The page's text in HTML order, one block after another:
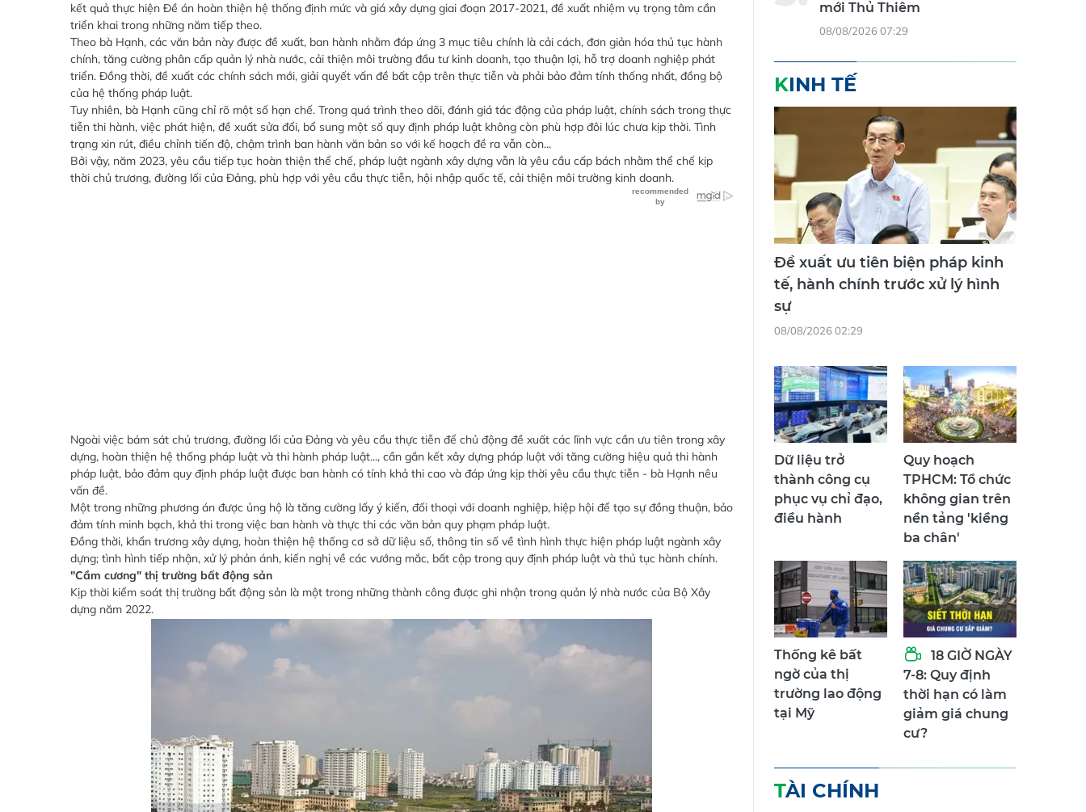
kết quả thực hiện Đề án hoàn thiện hệ thống định mức và giá xây dựng giai đoạn 2017-2021, đề xuất nhiệm vụ trọng tâm cần
triển khai trong những năm tiếp theo.
Theo bà Hạnh, các văn bản này được đề xuất, ban hành nhằm đáp ứng 3 mục tiêu chính là cải cách, đơn giản hóa thủ tục hành
chính, tăng cường phân cấp quản lý nhà nước, cải thiện môi trường đầu tư kinh doanh, tạo thuận lợi, hỗ trợ doanh nghiệp phát
triển. Đồng thời, đề xuất các chính sách mới, giải quyết vấn đề bất cập trên thực tiễn và phải bảo đảm tính thống nhất, đồng bộ
của hệ thống pháp luật.
Tuy nhiên, bà Hạnh cũng chỉ rõ một số hạn chế. Trong quá trình theo dõi, đánh giá tác động của pháp luật, chính sách trong thực
tiễn thi hành, việc phát hiện, đề xuất sửa đổi, bổ sung một số quy định pháp luật không còn phù hợp đôi lúc chưa kịp thời. Tình
trạng xin rút, điều chỉnh tiến độ, chậm trình ban hành văn bản so với kế hoạch đề ra vẫn còn...
Bởi vậy, năm 2023, yêu cầu tiếp tục hoàn thiện thể chế, pháp luật ngành xây dựng vẫn là yêu cầu cấp bách nhằm thể chế kịp
thời chủ trương, đường lối của Đảng, phù hợp với yêu cầu thực tiễn, hội nhập quốc tế, cải thiện môi trường kinh doanh.
Ngoài việc bám sát chủ trương, đường lối của Đảng và yêu cầu thực tiễn để chủ động đề xuất các lĩnh vực cần ưu tiên trong xây
dựng, hoàn thiện hệ thống pháp luật và thi hành pháp luật..., cần gắn kết xây dựng pháp luật với tăng cường hiệu quả thi hành
pháp luật, bảo đảm quy định pháp luật được ban hành có tính khả thi cao và đáp ứng kịp thời yêu cầu thực tiễn - bà Hạnh nêu
vấn đề.
Một trong những phương án được ủng hộ là tăng cường lấy ý kiến, đối thoại với doanh nghiệp, hiệp hội để tạo sự đồng thuận, bảo
đảm tính minh bạch, khả thi trong việc ban hành và thực thi các văn bản quy phạm pháp luật.
Đồng thời, khẩn trương xây dựng, hoàn thiện hệ thống cơ sở dữ liệu số, thông tin số về tình hình thực hiện pháp luật ngành xây
dựng; tình hình tiếp nhận, xử lý phản ánh, kiến nghị về các vướng mắc, bất cập trong quy định pháp luật và thủ tục hành chính.
"Cầm cương" thị trường bất động sản
Kịp thời kiểm soát thị trường bất động sản là một trong những thành công được ghi nhận trong quản lý nhà nước của Bộ Xây
dựng năm 2022.
mới Thủ Thiêm
08/08/2026 07:29
KINH TẾ
Đề xuất ưu tiên biện pháp kinh
tế, hành chính trước xử lý hình
sự
08/08/2026 02:29
Dữ liệu trở
thành công cụ
phục vụ chỉ đạo,
điều hành
Quy hoạch
TPHCM: Tổ chức
không gian trên
nền tảng 'kiềng
ba chân'
Thống kê bất
ngờ của thị
trường lao động
tại Mỹ
18 GIỜ NGÀY
7-8: Quy định
thời hạn có làm
giảm giá chung
cư?
TÀI CHÍNH